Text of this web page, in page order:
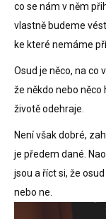
co se nám v něm
vlastně budeme
ke které nemáme
Osud je něco, na co
že někdo nebo něco
životě odehraje.
Není však dobré,
je předem dané.
jsou a říct si, že
nebo ne.